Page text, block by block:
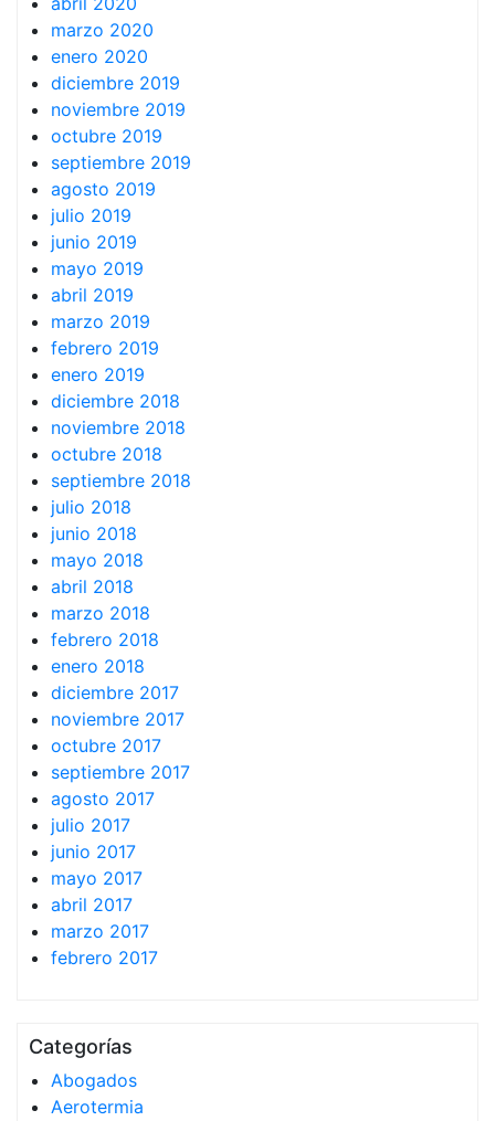
marzo 2020
enero 2020
diciembre 2019
noviembre 2019
octubre 2019
septiembre 2019
agosto 2019
julio 2019
junio 2019
mayo 2019
abril 2019
marzo 2019
febrero 2019
enero 2019
diciembre 2018
noviembre 2018
octubre 2018
septiembre 2018
julio 2018
junio 2018
mayo 2018
abril 2018
marzo 2018
febrero 2018
enero 2018
diciembre 2017
noviembre 2017
octubre 2017
septiembre 2017
agosto 2017
julio 2017
junio 2017
mayo 2017
abril 2017
marzo 2017
febrero 2017
Categorías
Abogados
Aerotermia